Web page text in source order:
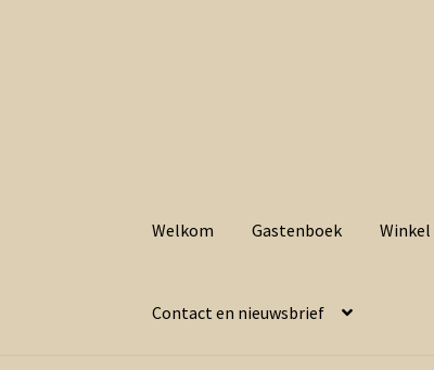
door
naar
Welkom Gastenboek Winkel
Contact en nieuwsbrief